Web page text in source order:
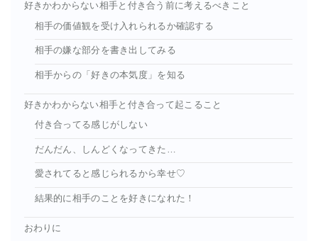
好きかわからない相手と付き合う前に考えるべきこと
相手の価値観を受け入れられるか確認する
相手の嫌な部分を書き出してみる
相手からの「好きの本気度」を知る
好きかわからない相手と付き合って起こること
付き合ってる感じがしない
だんだん、しんどくなってきた…
愛されてると感じられるから幸せ♡
結果的に相手のことを好きになれた！
おわりに